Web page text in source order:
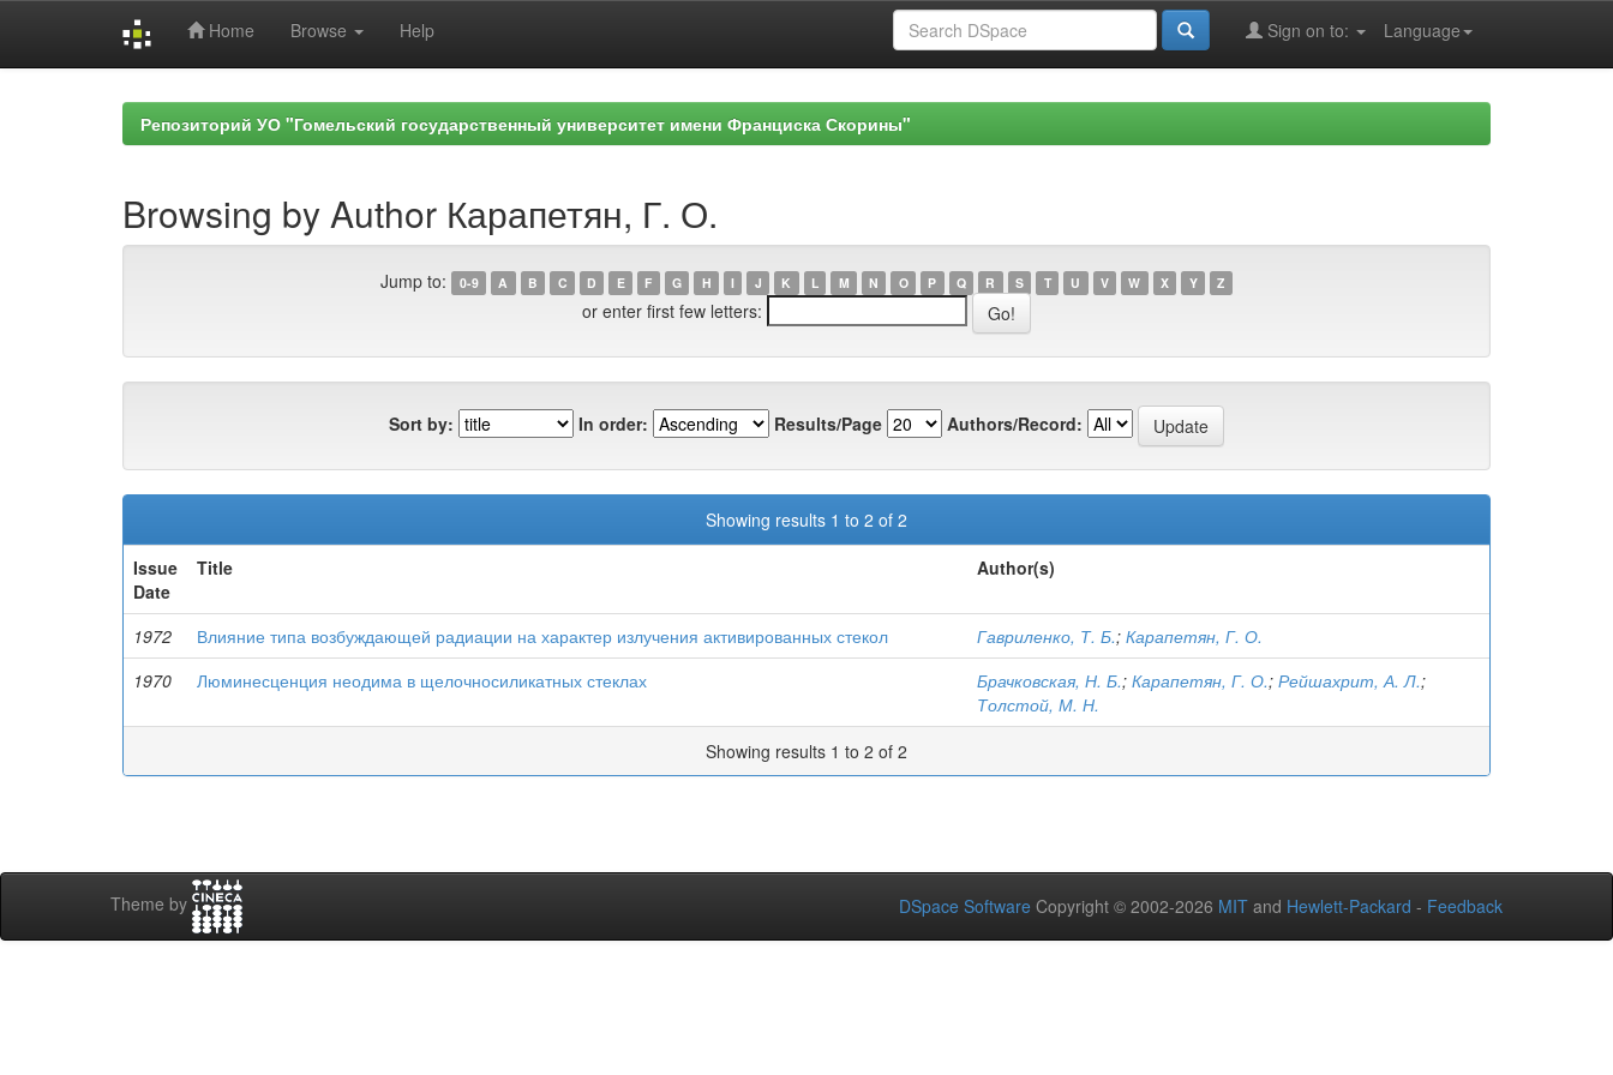
Home Browse Help Language
Sign on to:
Репозиторий УО "Гомельский государственный университет имени Франциска Скорины"
Browsing by Author Карапетян, Г. О.
Jump to: 0-9 A B C D E F G H I J K L M N O P Q R S T U V W X Y Z
or enter first few letters:
Sort by: In order: Results/Page Authors/Record:
Showing results 1 to 2 of 2
Issue
Date
Title Author(s)
1972 Влияние типа возбуждающей радиации на характер излучения активированных стекол Гавриленко, Т. Б.; Карапетян, Г. О.
1970
Люминесценция неодима в щелочносиликатных стеклах Брачковская, Н. Б.; Карапетян, Г. О.; Рейшахрит, А. Л.;
Толстой, М. Н.
Showing results 1 to 2 of 2
Theme by DSpace Software Copyright © 2002-2026 MIT and Hewlett-Packard - Feedback